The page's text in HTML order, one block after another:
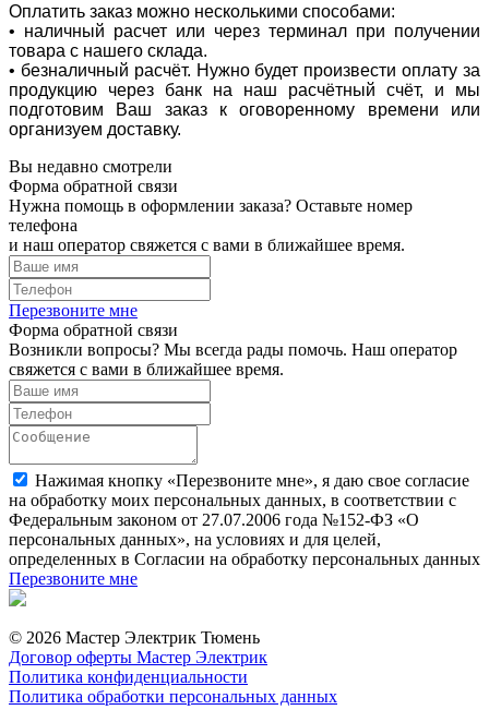
Оплатить заказ можно несколькими способами:
• наличный расчет или через терминал при получении
товара с нашего склада.
• безналичный расчёт. Нужно будет произвести оплату за
продукцию через банк на наш расчётный счёт, и мы
подготовим Ваш заказ к оговоренному времени или
организуем доставку.
Вы недавно смотрели
Форма обратной связи
Нужна помощь в оформлении заказа? Оставьте номер
телефона
и наш оператор свяжется с вами в ближайшее время.
Перезвоните мне
Форма обратной связи
Возникли вопросы? Мы всегда рады помочь. Наш оператор
свяжется с вами в ближайшее время.
Нажимая кнопку «Перезвоните мне», я даю свое согласие
на обработку моих персональных данных, в соответствии с
Федеральным законом от 27.07.2006 года №152-ФЗ «О
персональных данных», на условиях и для целей,
определенных в Согласии на обработку персональных данных
Перезвоните мне
© 2026 Мастер Электрик Тюмень
Договор оферты Мастер Электрик
Политика конфиденциальности
Политика обработки персональных данных